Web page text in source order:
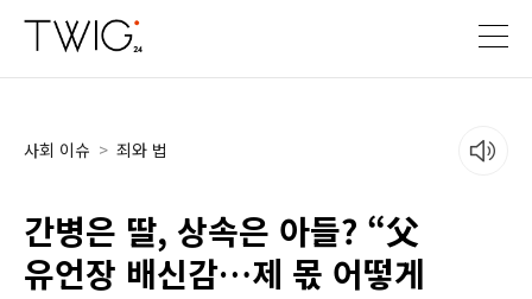
사회 이슈 > 죄와 법
간병은 딸, 상속은 아들? “父
유언장 배신감…제 몫 어떻게